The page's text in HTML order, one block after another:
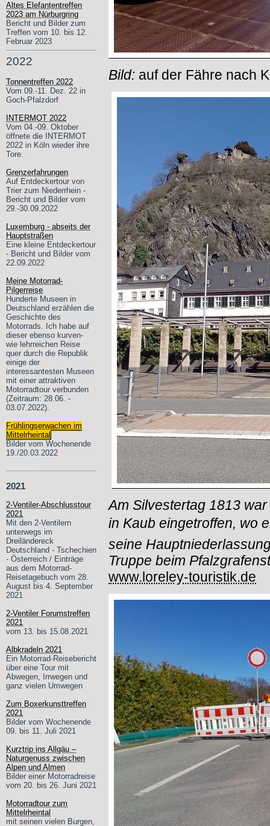
Altes Elefantentreffen
2023 am Nürburgring
Bericht und Bilder zum
Treffen vom 10. bis 12.
Februar 2023
2022
Tonnentreffen 2022
Vom 09.-11. Dez. 22 in
Goch-Pfalzdorf
INTERMOT 2022
Vom 04.-09. Oktober
öffnete die INTERMOT
2022 in Köln wieder ihre
Tore.
Grenzerfahrungen
Auf Entdeckertour von
Trier zum Niederrhein -
Bericht und Bilder vom
29.-30.09.2022
Luxemburg - abseits der
Hauptstraßen
Eine kleine Entdeckertour
- Bericht und Bilder vom
22.09.2022
Meine Motorrad-
Pilgerreise
Hunderte Museen in
Deutschland erzählen die
Geschichte des
Motorrads. Ich habe auf
dieser ebenso kurven-
wie lehrreichen Reise
quer durch die Republik
einige der
interessantesten Museen
mit einer attraktiven
Motorradtour verbunden
(Zeitraum: 28.06. -
03.07.2022).
Frühlingserwachen im
Mittelrheintal
Bilder vom Wochenende
19./20.03.2022
2021
2-Ventiler-Abschlusstour
2021
Mit den 2-Ventilern
unterwegs im
Dreiländereck
Deutschland - Tschechien
- Österreich / Einträge
aus dem Motorrad-
Reisetagebuch vom 28.
August bis 4. September
2021
2-Ventiler Forumstreffen
2021
vom 13. bis 15.08.2021
Albkradeln 2021
Ein Motorrad-Reisebericht
über eine Tour mit
Abwegen, Irrwegen und
ganz vielen Umwegen
Zum Boxerkunsttreffen
2021
Bilder vom Wochenende
09. bis 11. Juli 2021
Kurztrip ins Allgäu –
Naturgenuss zwischen
Alpen und Almen
Bilder einer Motorradreise
vom 20. bis 26. Juni 2021
Motorradtour zum
Mittelrheintal
mit seinen vielen Burgen,
Bild: auf der Fähre nach
Am Silvestertag 1813
in Kaub eingetroffen, wo
seine
Truppe beim
www.loreley-touristik.de